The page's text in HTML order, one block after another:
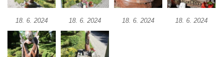
Socha Matka příroda v ZOO Hluboká
Socha Lišky v ZOO Hluboká
Socha Kudlanka v ZOO Hluboká
Socha Vlčice s mládětem v ZOO Hluboká
18. 6. 2024 18. 6. 2024 18. 6. 2024 18. 6. 2024